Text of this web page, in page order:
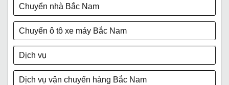
Chuyển nhà Bắc Nam
Chuyển ô tô xe máy Bắc Nam
Dịch vụ
Dịch vụ vận chuyển hàng Bắc Nam